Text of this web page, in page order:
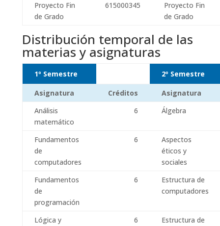
Proyecto Fin
de Grado
615000345
Proyecto Fin
de Grado
Distribución temporal de las
materias y asignaturas
1º Semestre 2º Semestre
Asignatura Créditos
Asignatura
Análisis
matemático
6 Álgebra
Fundamentos
de
computadores
6
Aspectos
éticos y
sociales
Fundamentos
de
programación
6
Estructura de
computadores
Lógica y
6
Estructura de